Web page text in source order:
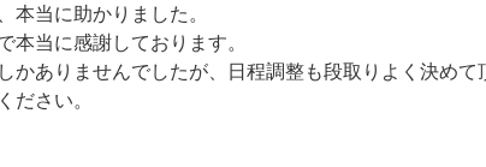
当に助かりました。
当に感謝しております。
かありませんでしたが、日程調整も段取りよく決めて
ださい。